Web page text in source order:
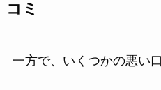
コミ
一方で、いくつかの悪い